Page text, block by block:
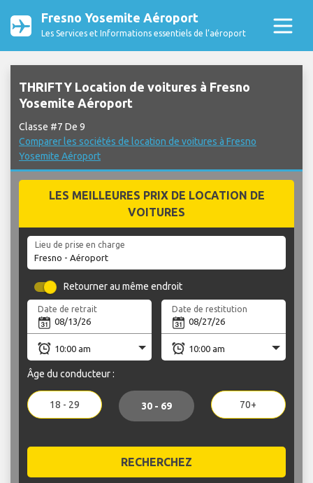
Fresno Yosemite Aéroport
Les Services et Informations essentiels de l’aéroport
THRIFTY Location de voitures à Fresno
Yosemite Aéroport
Classe #7 De 9
Comparer les sociétés de location de voitures à Fresno
Yosemite Aéroport
LES MEILLEURES PRIX DE LOCATION DE
VOITURES
Lieu de prise en charge
Retourner au même endroit
Date de retrait Date de restitution
Âge du conducteur :
18 - 29 30 - 69 70+
RECHERCHEZ